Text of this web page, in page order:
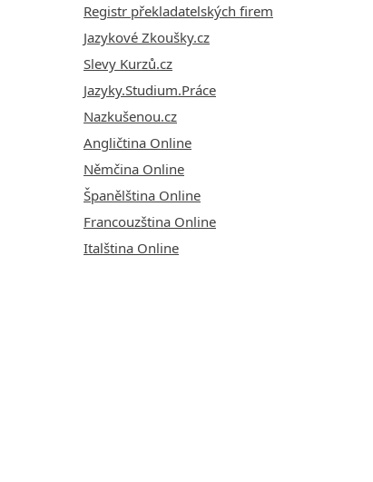
Registr překladatelských firem
Jazykové Zkoušky.cz
Slevy Kurzů.cz
Jazyky.Studium.Práce
Nazkušenou.cz
Angličtina Online
Němčina Online
Španělština Online
Francouzština Online
Italština Online